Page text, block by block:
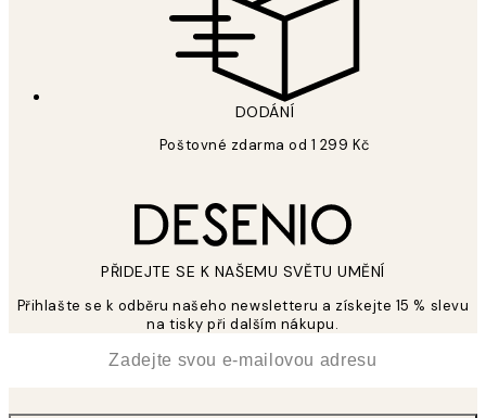
DODÁNÍ
Poštovné zdarma od 1 299 Kč
PŘIDEJTE SE K NAŠEMU SVĚTU UMĚNÍ
Přihlašte se k odběru našeho newsletteru a získejte 15 % slevu
na tisky při dalším nákupu.